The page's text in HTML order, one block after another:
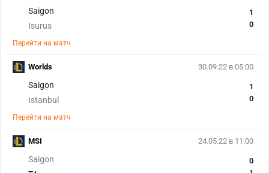
Saigon
Isurus
1
0
Перейти на матч
30.09.22 в 05:00
Saigon
Istanbul
1
0
Перейти на матч
Worlds
24.05.22 в 11:00
Saigon
0
MSI